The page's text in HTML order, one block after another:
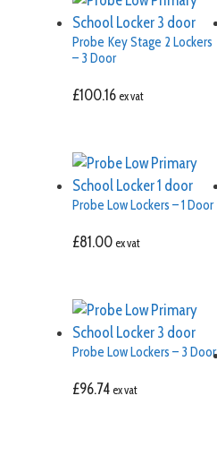
Probe Key Stage 2 Lockers
– 3 Door
£100.16 ex vat
Probe Low Lockers – 1 Door
£81.00 ex vat
Probe Low Lockers – 3 Door
£96.74 ex vat